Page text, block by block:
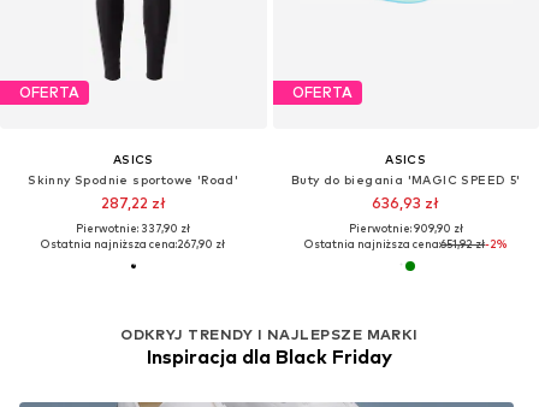
OFERTA
ASICS
Skinny Spodnie sportowe 'Road'
287,22 zł
Pierwotnie: 337,90 zł
Ostatnia najniższa cena:267,90 zł
OFERTA
ASICS
Buty do biegania 'MAGIC SPEED 5'
636,93 zł
Pierwotnie: 909,90 zł
Ostatnia najniższa cena:651,92 zł-2%
ODKRYJ TRENDY I NAJLEPSZE MARKI
Inspiracja dla Black Friday